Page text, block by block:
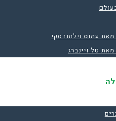
עמוס וילמובסקי
טל ויינברג